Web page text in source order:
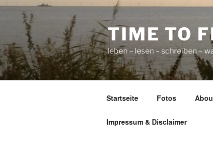
Zum
springen
TIME TO
leben – lesen – schreiben –
Startseite Fotos
Impressum & Disclaimer